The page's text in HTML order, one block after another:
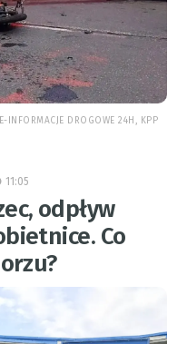
INFORMACJE DROGOWE 24H, KPP
11:05
odpływ
Co